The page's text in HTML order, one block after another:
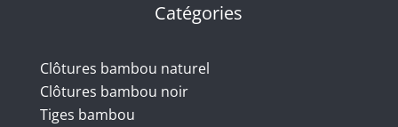
Catégories
Clôtures bambou naturel
Clôtures bambou noir
Tiges bambou